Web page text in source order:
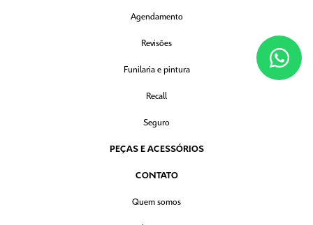
Agendamento
Revisões
Funilaria e pintura
Recall
Seguro
PEÇAS E ACESSÓRIOS
CONTATO
Quem somos